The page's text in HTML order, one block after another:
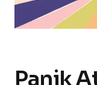
Panik